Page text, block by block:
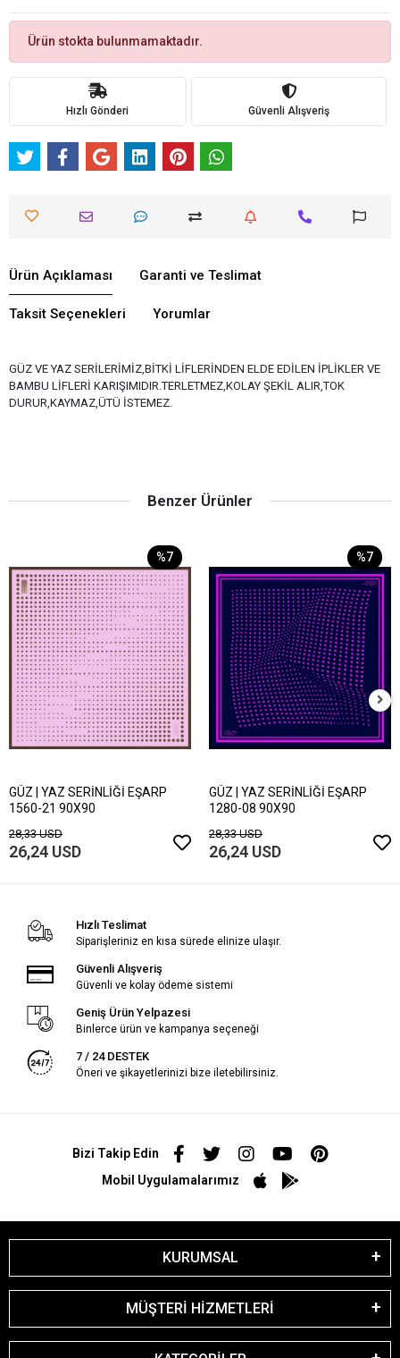
Ürün stokta bulunmamaktadır.
Hızlı Gönderi Güvenli Alışveriş
Ürün Açıklaması Garanti ve Teslimat
Taksit Seçenekleri Yorumlar
GÜZ VE YAZ SERİLERİMİZ,BİTKİ LİFLERİNDEN ELDE EDİLEN İPLİKLER VE
BAMBU LİFLERİ KARIŞIMIDIR.TERLETMEZ,KOLAY ŞEKİL ALIR,TOK
DURUR,KAYMAZ,ÜTÜ İSTEMEZ.
Benzer Ürünler
%7
GÜZ | YAZ SERİNLİĞİ EŞARP
1560-21 90X90
28,33 USD
26,24 USD
%7
GÜZ | YAZ SERİNLİĞİ EŞARP
1280-08 90X90
28,33 USD
26,24 USD
Hızlı Teslimat
Siparişleriniz en kısa sürede elinize ulaşır.
Güvenli Alışveriş
Güvenli ve kolay ödeme sistemi
Geniş Ürün Yelpazesi
Binlerce ürün ve kampanya seçeneği
7 / 24 DESTEK
Öneri ve şikayetlerinizi bize iletebilirsiniz.
Bizi Takip Edin
Mobil Uygulamalarımız
KURUMSAL
MÜŞTERİ HİZMETLERİ